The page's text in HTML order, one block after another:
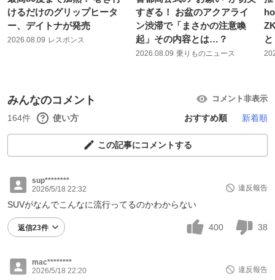
けるだけのグリップヒータ
ー、デイトナが発売
2026.08.09 レスポンス
すぎる！ お盆のアクアライ
ン渋滞で「まさかの注意喚
起」その内容とは…？
2026.08.09 乗りものニュース
みんなのコメント コメント非表示
164件 使い方 おすすめ順 新着順
この記事にコメントする
sup********
2026/5/18 22:32
違反報告
SUVがなんでこんなに流行ってるのかわからない
返信23件 400 38
mac********
2026/5/18 22:20
違反報告